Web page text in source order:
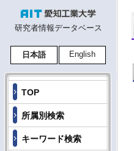
研究者情報データベース
日本語 English
TOP
所属別検索
キーワード検索